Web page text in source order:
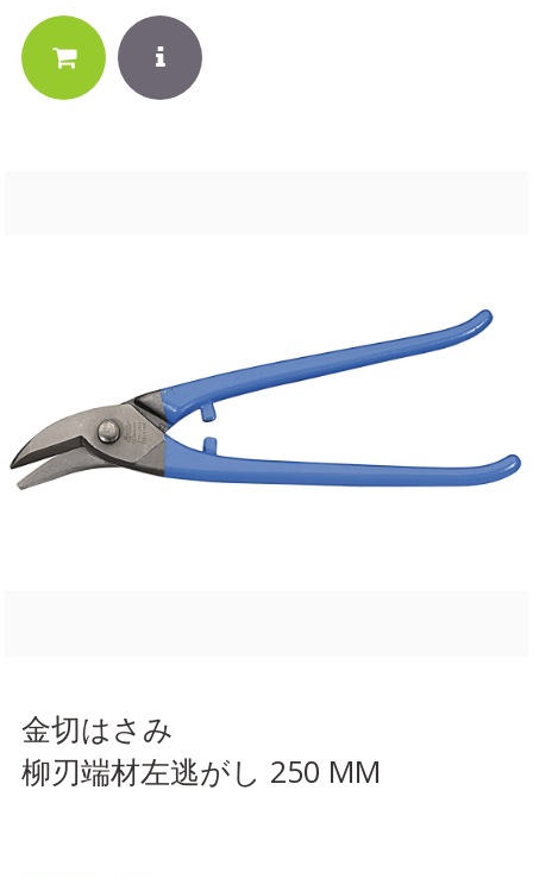
金切はさみ
柳刃端材左逃がし 250 MM